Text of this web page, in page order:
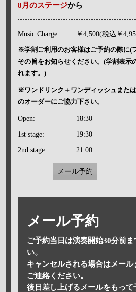
8月のステージから
Music Charge: ￥4,500(税込￥
※学割ご利用のお客様はご予約の際に(
その旨をお知らせください。(学割表示
れます。)
※ワンドリンク＋ワンディッシュまた
のオーダーにご協力下さい。
Open: 18:30
1st stage: 19:30
2nd stage: 21:00
メール予約
メール予約
ご予約当日は演奏開始30分前
い。
キャンセルされる場合はメー
ご連絡ください。
後日差し上げるメールをもって